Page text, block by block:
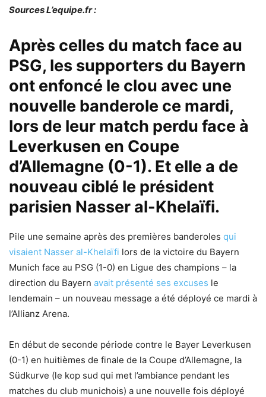
Sources L’equipe.fr :
Après celles du match face au
PSG, les supporters du Bayern
ont enfoncé le clou avec une
nouvelle banderole ce mardi,
lors de leur match perdu face à
Leverkusen en Coupe
d’Allemagne (0-1). Et elle a de
nouveau ciblé le président
parisien Nasser al-Khelaïfi.
Pile une semaine après des premières banderoles qui
visaient Nasser al-Khelaïfi lors de la victoire du Bayern
Munich face au PSG (1-0) en Ligue des champions – la
direction du Bayern avait présenté ses excuses le
lendemain – un nouveau message a été déployé ce mardi à
l’Allianz Arena.
En début de seconde période contre le Bayer Leverkusen
(0-1) en huitièmes de finale de la Coupe d’Allemagne, la
Südkurve (le kop sud qui met l’ambiance pendant les
matches du club munichois) a une nouvelle fois déployé